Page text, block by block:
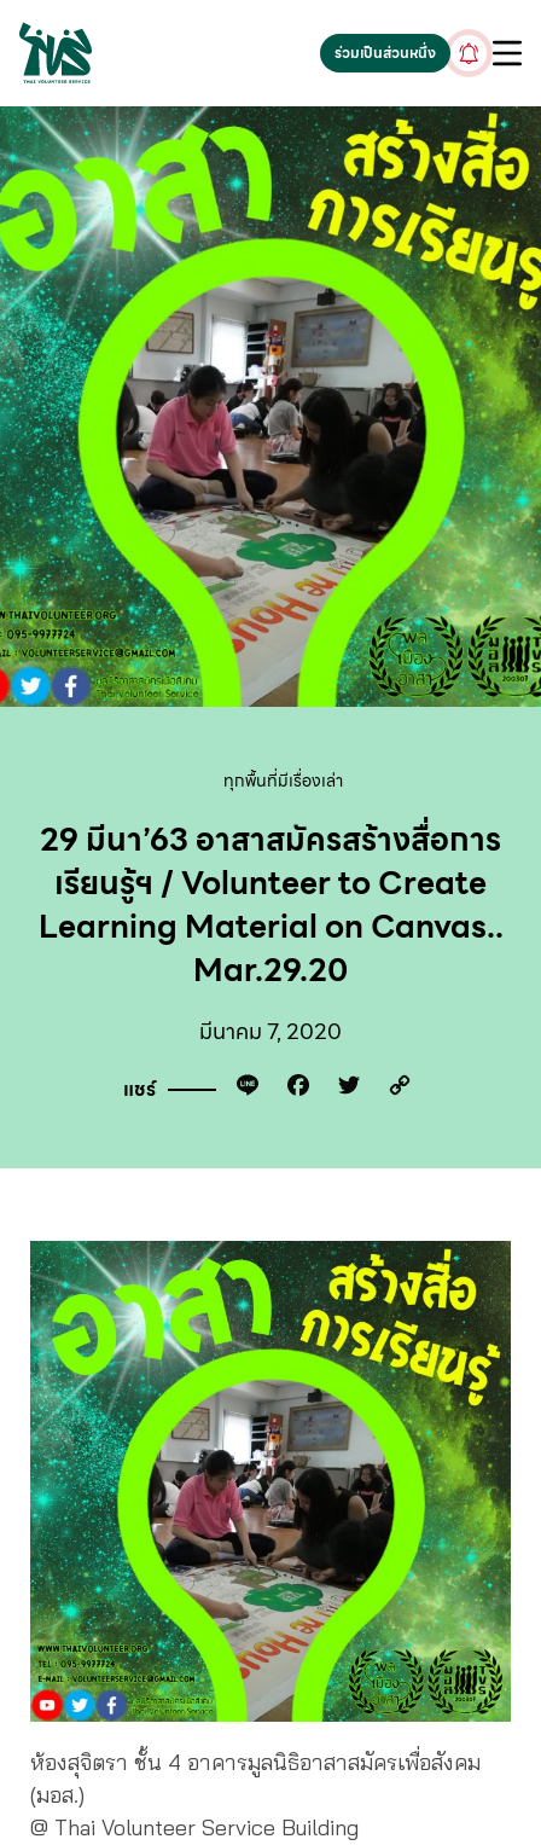
gv-5iuoxpem74qfjw.dv.googlehosted.com
ร่วมเป็นส่วนหนึ่ง
ทุกพื้นที่มีเรื่องเล่า
29 มีนา’63 อาสาสมัครสร้างสื่อการ
เรียนรู้ฯ / Volunteer to Create
Learning Material on Canvas..
Mar.29.20
มีนาคม 7, 2020
แชร์ Line Facebook
Twitter
ห้องสุจิตรา ชั้น 4 อาคารมูลนิธิอาสาสมัครเพื่อสังคม
(มอส.)
@ Thai Volunteer Service Building